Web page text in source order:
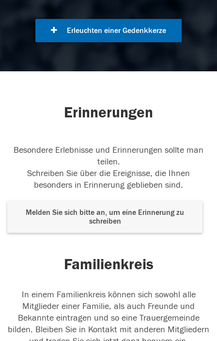
Erleuchten einer Gedenkkerze
Erinnerungen
Besondere Erlebnisse und Erinnerungen sollte man
teilen.
Schreiben Sie über die Ereignisse, die Ihnen
besonders in Erinnerung geblieben sind.
Melden Sie sich bitte an, um eine Erinnerung zu
schreiben
Familienkreis
In einem Familienkreis können sich sowohl alle
Mitglieder einer Familie, als auch Freunde und
Bekannte eintragen und so eine Trauergemeinde
bilden. Bleiben Sie in Kontakt mit anderen Mitgliedern